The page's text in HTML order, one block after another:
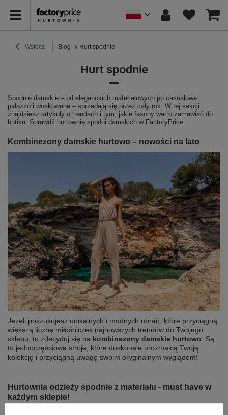
Wstecz Blog Hurt spodnie
Hurt spodnie
Spodnie damskie – od eleganckich materiałowych po casualowe
palazzo i woskowane – sprzedają się przez cały rok. W tej sekcji
znajdziesz artykuły o trendach i tym, jakie fasony warto zamawiać do
butiku. Sprawdź hurtownię spodni damskich w FactoryPrice.
Kombinezony damskie hurtowo – nowości na lato
Jeżeli poszukujesz unikalnych i modnych ubrań, które przyciągną
większą liczbę miłośniczek najnowszych trendów do Twojego
sklepu, to zdecyduj się na kombinezony damskie hurtowo. Są
to jednoczęściowe stroje, które doskonale urozmaicą Twoją
kolekcję i przyciągną uwagę swoim oryginalnym wyglądem!
Hurtownia odzieży spodnie z materiału - must have w
każdym sklepie!